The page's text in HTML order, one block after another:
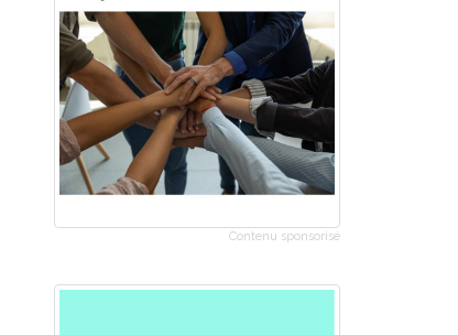
Contenu sponsorisé